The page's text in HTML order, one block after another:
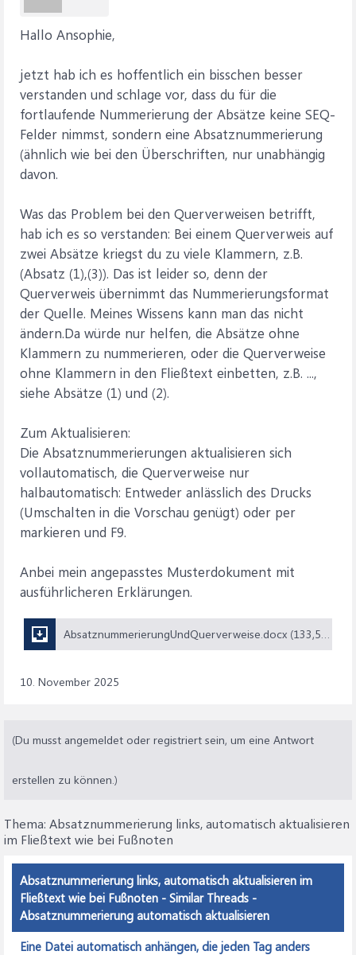
Hallo Ansophie,
jetzt hab ich es hoffentlich ein bisschen besser
verstanden und schlage vor, dass du für die
fortlaufende Nummerierung der Absätze keine SEQ-
Felder nimmst, sondern eine Absatznummerierung
(ähnlich wie bei den Überschriften, nur unabhängig
davon.
Was das Problem bei den Querverweisen betrifft,
hab ich es so verstanden: Bei einem Querverweis auf
zwei Absätze kriegst du zu viele Klammern, z.B.
(Absatz (1),(3)). Das ist leider so, denn der
Querverweis übernimmt das Nummerierungsformat
der Quelle. Meines Wissens kann man das nicht
ändern.Da würde nur helfen, die Absätze ohne
Klammern zu nummerieren, oder die Querverweise
ohne Klammern in den Fließtext einbetten, z.B. ...,
siehe Absätze (1) und (2).
Zum Aktualisieren:
Die Absatznummerierungen aktualisieren sich
vollautomatisch, die Querverweise nur
halbautomatisch: Entweder anlässlich des Drucks
(Umschalten in die Vorschau genügt) oder per
markieren und F9.
Anbei mein angepasstes Musterdokument mit
ausführlicheren Erklärungen.
AbsatznummerierungUndQuerverweise.docx (133,5 KB)
10. November 2025
(Du musst angemeldet oder registriert sein, um eine Antwort
erstellen zu können.)
Thema: Absatznummerierung links, automatisch aktualisieren
im Fließtext wie bei Fußnoten
Absatznummerierung links, automatisch aktualisieren im
Fließtext wie bei Fußnoten - Similar Threads -
Absatznummerierung automatisch aktualisieren
Eine Datei automatisch anhängen, die jeden Tag anders